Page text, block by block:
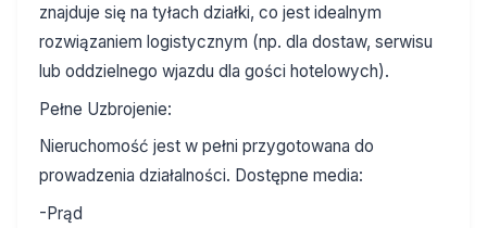
znajduje się na tyłach działki, co jest idealnym
rozwiązaniem logistycznym (np. dla dostaw, serwisu
lub oddzielnego wjazdu dla gości hotelowych).
Pełne Uzbrojenie:
Nieruchomość jest w pełni przygotowana do
prowadzenia działalności. Dostępne media:
-Prąd